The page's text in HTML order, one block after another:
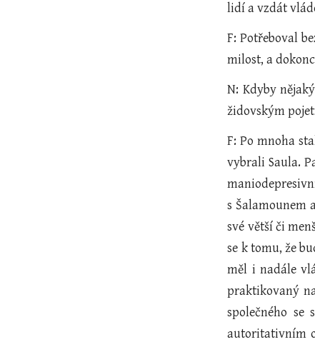
lidí a vzdát
F: Potřeboval
milost, a
N: Kdyby
židovským
F: Po mnoha
vybrali Saula.
s Šalamounem
své větší či
se k tomu, že
měl i nadále
praktikovaný
společného se
autoritativním